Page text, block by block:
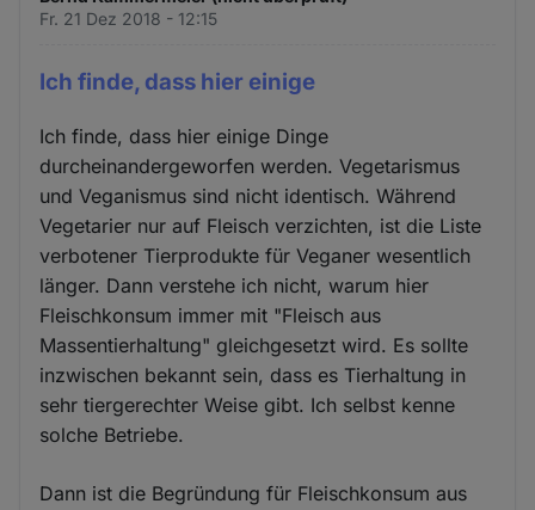
Fr. 21 Dez 2018 - 12:15
Ich finde, dass hier einige
Ich finde, dass hier einige Dinge
durcheinandergeworfen werden. Vegetarismus
und Veganismus sind nicht identisch. Während
Vegetarier nur auf Fleisch verzichten, ist die Liste
verbotener Tierprodukte für Veganer wesentlich
länger. Dann verstehe ich nicht, warum hier
Fleischkonsum immer mit "Fleisch aus
Massentierhaltung" gleichgesetzt wird. Es sollte
inzwischen bekannt sein, dass es Tierhaltung in
sehr tiergerechter Weise gibt. Ich selbst kenne
solche Betriebe.
Dann ist die Begründung für Fleischkonsum aus